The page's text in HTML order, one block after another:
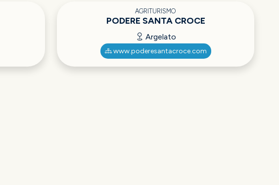
AGRITURISMO
PODERE SANTA CROCE
Argelato
www.poderesantacroce.com